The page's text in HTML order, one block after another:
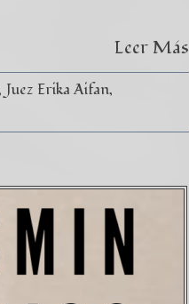
Leer Más
Juez Erika Aifan